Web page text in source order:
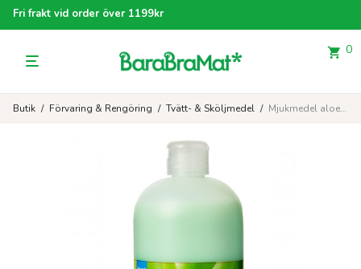
Fri frakt vid order över 1199kr
0
Butik / Förvaring & Rengöring / Tvätt- & Sköljmedel / Mjukmedel aloe vera 1 l